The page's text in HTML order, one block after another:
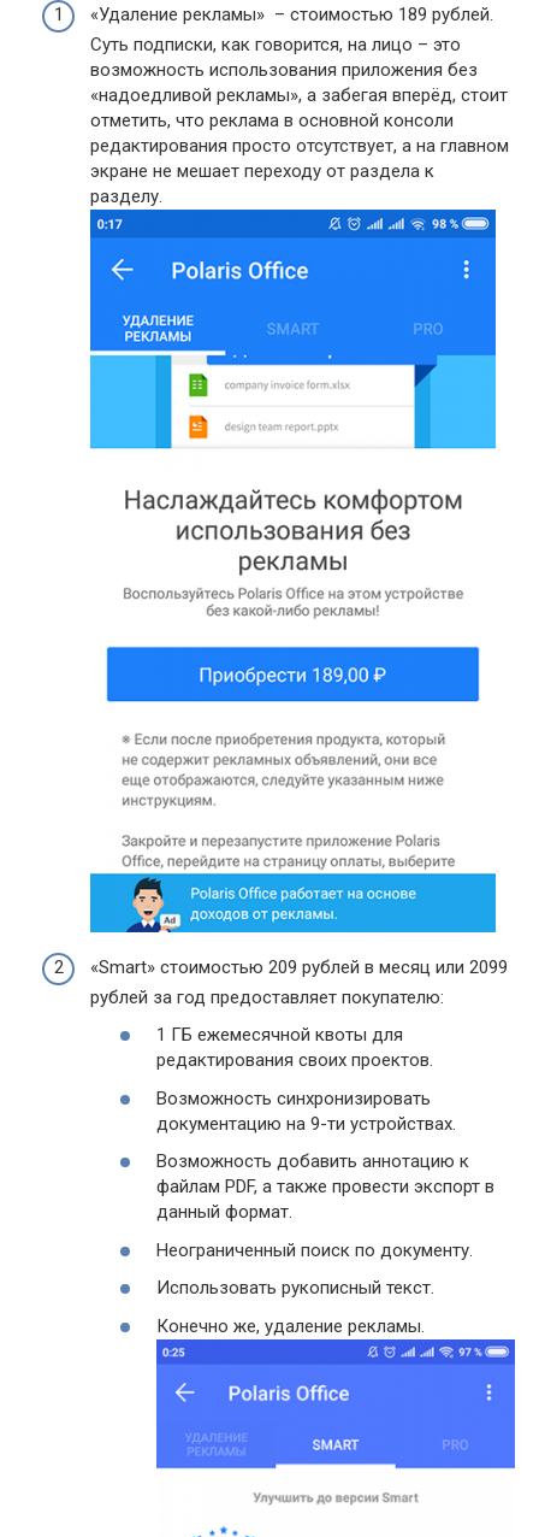
«Удаление рекламы» – стоимостью 189 рублей.
Суть подписки, как говорится, на лицо – это
возможность использования приложения без
«надоедливой рекламы», а забегая вперёд, стоит
отметить, что реклама в основной консоли
редактирования просто отсутствует, а на главном
экране не мешает переходу от раздела к
разделу.
«Smart» стоимостью 209 рублей в месяц или 2099
рублей за год предоставляет покупателю:
1 ГБ ежемесячной квоты для
редактирования своих проектов.
Возможность синхронизировать
документацию на 9-ти устройствах.
Возможность добавить аннотацию к
файлам PDF, а также провести экспорт в
данный формат.
Неограниченный поиск по документу.
Использовать рукописный текст.
Конечно же, удаление рекламы.